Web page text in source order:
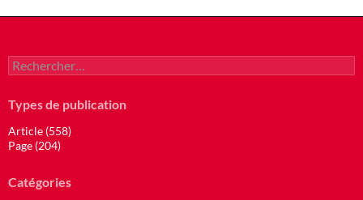
Rechercher :
Types de publication
Article (558)
Page (204)
Catégories